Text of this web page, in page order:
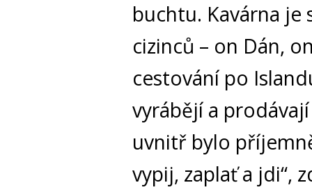
buchtu. Kavárna
cizinců – on Dán,
cestování po
vyrábějí a
uvnitř bylo
vypij, zaplať a jdi“,